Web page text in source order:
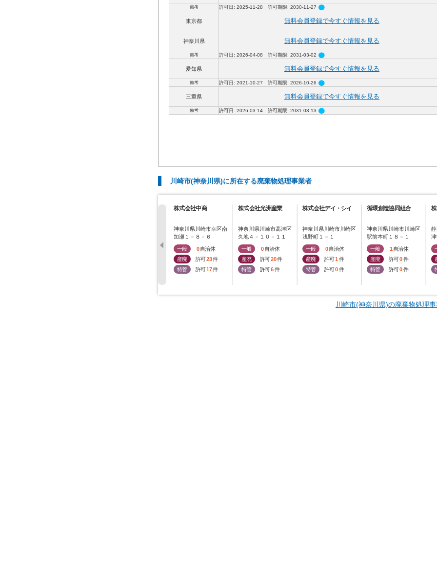
備考 許可日: 2025-11-28 許可期限: 2030-11-27 circle
東京都 無料会員登録で今すぐ情報を見る
神奈川県 無料会員登録で今すぐ情報を見る
備考 許可日: 2026-04-08 許可期限: 2031-03-02 circle
愛知県 無料会員登録で今すぐ情報を見る
備考 許可日: 2021-10-27 許可期限: 2026-10-26 circle
三重県 無料会員登録で今すぐ情報を見る
備考 許可日: 2026-03-14 許可期限: 2031-03-13 circle
川崎市(神奈川県)に所在する廃棄物処理事業者
株式会社中商
神奈川県川崎市幸区南
加瀬１－８－６
一般 0 自治体
産廃
許可23件
特管
許可17件
株式会社光洲産業
神奈川県川崎市高津区
久地４－１０－１１
一般 0 自治体
産廃
許可20件
特管
許可6件
株式会社デイ・シイ
神奈川県川崎市川崎区
浅野町１－１
一般 0 自治体
産廃
許可1 件
特管
許可0件
循環創造協同組合
神奈川県川崎市川崎区
駅前本町１８－１
一般 1 自治体
産廃
許可0件
特管
許可0件
川崎市(神奈川県)の廃棄物処理